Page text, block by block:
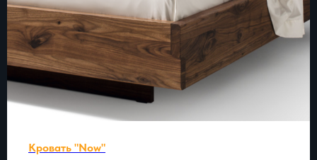
Кровать "Now"